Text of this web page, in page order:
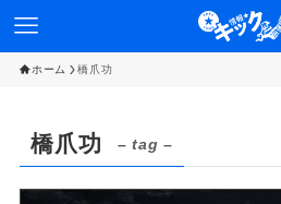
ホーム 橋爪功
橋爪功 – tag –